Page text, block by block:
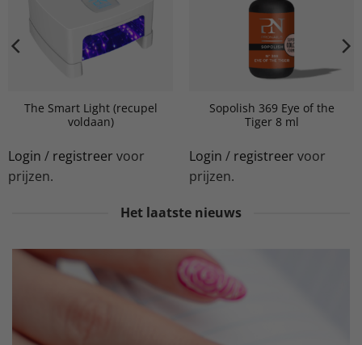
The Smart Light (recupel
voldaan)
Login / registreer voor
prijzen.
Sopolish 369 Eye of the
Tiger 8 ml
Login / registreer voor
prijzen.
Het laatste nieuws